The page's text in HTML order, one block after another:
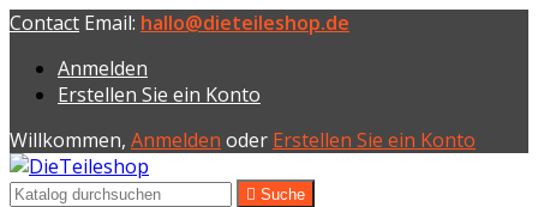
Contact Email: hallo@dieteileshop.de
Anmelden
Erstellen Sie ein Konto
Willkommen, Anmelden oder Erstellen Sie ein Konto
 Suche